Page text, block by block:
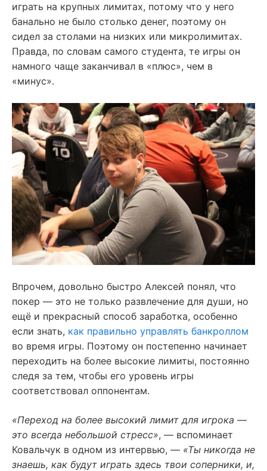
играть на крупных лимитах, потому что у него
банально не было столько денег, поэтому он
сидел за столами на низких или микролимитах.
Правда, по словам самого студента, те игры он
намного чаще заканчивал в «плюс», чем в
«минус».
Впрочем, довольно быстро Алексей понял, что
покер — это не только развлечение для души, но
ещё и прекрасный способ заработка, особенно
если знать, как правильно управлять банкроллом
во время игры. Поэтому он постепенно начинает
переходить на более высокие лимиты, постоянно
следя за тем, чтобы его уровень игры
соответствовал оппонентам.
«Переход на более высокий лимит для игрока —
это всегда небольшой стресс», — вспоминает
Ковальчук в одном из интервью, — «Ты никогда не
знаешь, как будут играть здесь твои соперники, и,